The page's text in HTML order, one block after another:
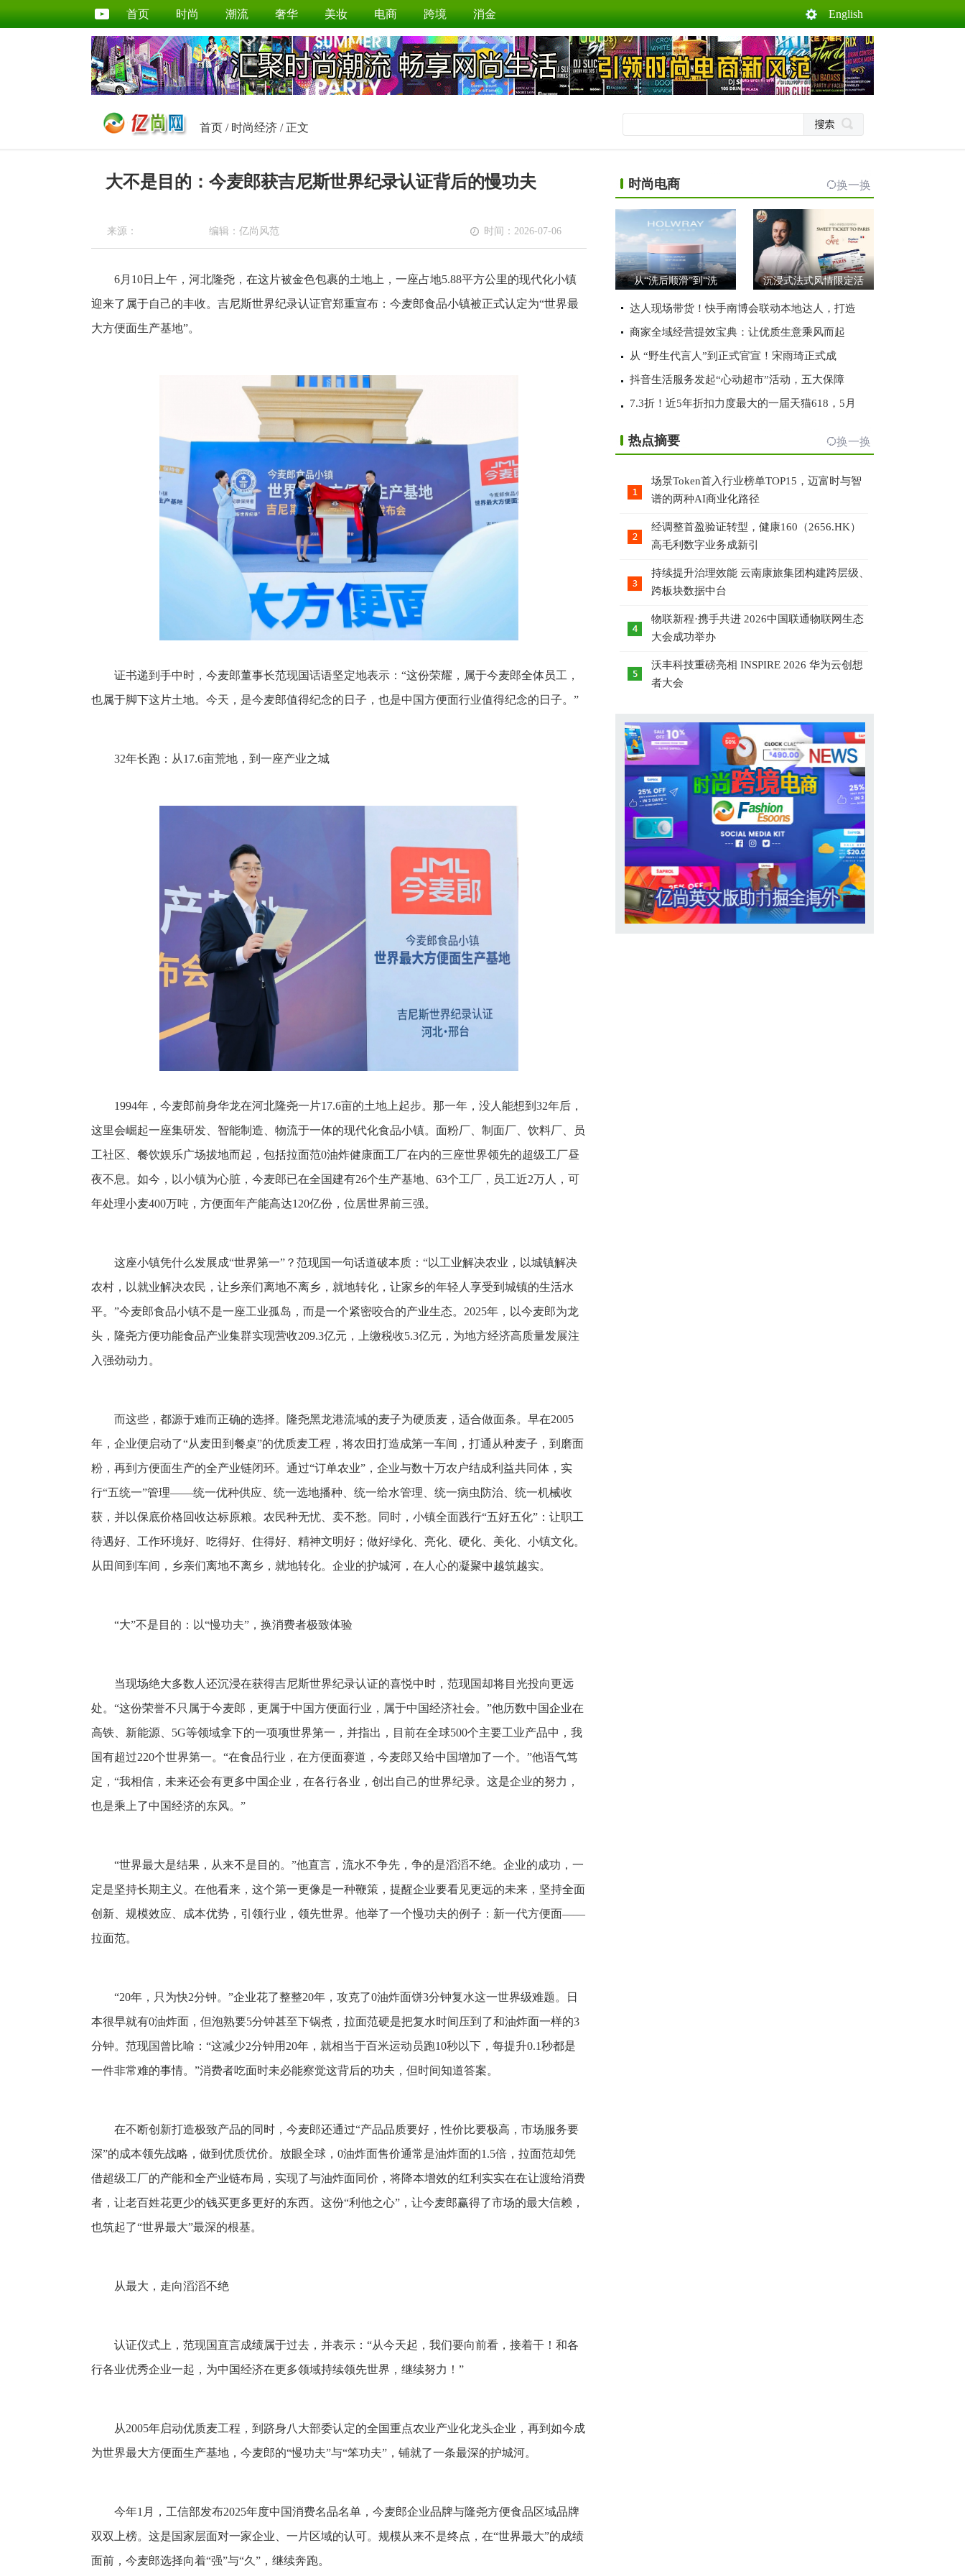
首页 时尚 潮流 奢华 美妆 电商 跨境 消金 English
首页 / 时尚经济 / 正文
大不是目的：今麦郎获吉尼斯世界纪录认证背后的慢功夫
来源： 编辑：亿尚风范 时间：2026-07-06
6月10日上午，河北隆尧，在这片被金色包裹的土地上，一座占地5.88平方公里的现代化小镇
迎来了属于自己的丰收。吉尼斯世界纪录认证官郑重宣布：今麦郎食品小镇被正式认定为“世界最
大方便面生产基地”。
证书递到手中时，今麦郎董事长范现国话语坚定地表示：“这份荣耀，属于今麦郎全体员工，
也属于脚下这片土地。今天，是今麦郎值得纪念的日子，也是中国方便面行业值得纪念的日子。”
32年长跑：从17.6亩荒地，到一座产业之城
1994年，今麦郎前身华龙在河北隆尧一片17.6亩的土地上起步。那一年，没人能想到32年后，
这里会崛起一座集研发、智能制造、物流于一体的现代化食品小镇。面粉厂、制面厂、饮料厂、员
工社区、餐饮娱乐广场拔地而起，包括拉面范0油炸健康面工厂在内的三座世界领先的超级工厂昼
夜不息。如今，以小镇为心脏，今麦郎已在全国建有26个生产基地、63个工厂，员工近2万人，可
年处理小麦400万吨，方便面年产能高达120亿份，位居世界前三强。
这座小镇凭什么发展成“世界第一”？范现国一句话道破本质：“以工业解决农业，以城镇解决
农村，以就业解决农民，让乡亲们离地不离乡，就地转化，让家乡的年轻人享受到城镇的生活水
平。”今麦郎食品小镇不是一座工业孤岛，而是一个紧密咬合的产业生态。2025年，以今麦郎为龙
头，隆尧方便功能食品产业集群实现营收209.3亿元，上缴税收5.3亿元，为地方经济高质量发展注
入强劲动力。
而这些，都源于难而正确的选择。隆尧黑龙港流域的麦子为硬质麦，适合做面条。早在2005
年，企业便启动了“从麦田到餐桌”的优质麦工程，将农田打造成第一车间，打通从种麦子，到磨面
粉，再到方便面生产的全产业链闭环。通过“订单农业”，企业与数十万农户结成利益共同体，实
行“五统一”管理——统一优种供应、统一选地播种、统一给水管理、统一病虫防治、统一机械收
获，并以保底价格回收达标原粮。农民种无忧、卖不愁。同时，小镇全面践行“五好五化”：让职工
待遇好、工作环境好、吃得好、住得好、精神文明好；做好绿化、亮化、硬化、美化、小镇文化。
从田间到车间，乡亲们离地不离乡，就地转化。企业的护城河，在人心的凝聚中越筑越实。
“大”不是目的：以“慢功夫”，换消费者极致体验
当现场绝大多数人还沉浸在获得吉尼斯世界纪录认证的喜悦中时，范现国却将目光投向更远
处。“这份荣誉不只属于今麦郎，更属于中国方便面行业，属于中国经济社会。”他历数中国企业在
高铁、新能源、5G等领域拿下的一项项世界第一，并指出，目前在全球500个主要工业产品中，我
国有超过220个世界第一。“在食品行业，在方便面赛道，今麦郎又给中国增加了一个。”他语气笃
定，“我相信，未来还会有更多中国企业，在各行各业，创出自己的世界纪录。这是企业的努力，
也是乘上了中国经济的东风。”
“世界最大是结果，从来不是目的。”他直言，流水不争先，争的是滔滔不绝。企业的成功，一
定是坚持长期主义。在他看来，这个第一更像是一种鞭策，提醒企业要看见更远的未来，坚持全面
创新、规模效应、成本优势，引领行业，领先世界。他举了一个慢功夫的例子：新一代方便面——
拉面范。
“20年，只为快2分钟。”企业花了整整20年，攻克了0油炸面饼3分钟复水这一世界级难题。日
本很早就有0油炸面，但泡熟要5分钟甚至下锅煮，拉面范硬是把复水时间压到了和油炸面一样的3
分钟。范现国曾比喻：“这减少2分钟用20年，就相当于百米运动员跑10秒以下，每提升0.1秒都是
一件非常难的事情。”消费者吃面时未必能察觉这背后的功夫，但时间知道答案。
在不断创新打造极致产品的同时，今麦郎还通过“产品品质要好，性价比要极高，市场服务要
深”的成本领先战略，做到优质优价。放眼全球，0油炸面售价通常是油炸面的1.5倍，拉面范却凭
借超级工厂的产能和全产业链布局，实现了与油炸面同价，将降本增效的红利实实在在让渡给消费
者，让老百姓花更少的钱买更多更好的东西。这份“利他之心”，让今麦郎赢得了市场的最大信赖，
也筑起了“世界最大”最深的根基。
从最大，走向滔滔不绝
认证仪式上，范现国直言成绩属于过去，并表示：“从今天起，我们要向前看，接着干！和各
行各业优秀企业一起，为中国经济在更多领域持续领先世界，继续努力！”
从2005年启动优质麦工程，到跻身八大部委认定的全国重点农业产业化龙头企业，再到如今成
为世界最大方便面生产基地，今麦郎的“慢功夫”与“笨功夫”，铺就了一条最深的护城河。
今年1月，工信部发布2025年度中国消费名品名单，今麦郎企业品牌与隆尧方便食品区域品牌
双双上榜。这是国家层面对一家企业、一片区域的认可。规模从来不是终点，在“世界最大”的成绩
面前，今麦郎选择向着“强”与“久”，继续奔跑。
时尚电商 换一换
从“洗后顺滑”到“洗 沉浸式法式风情限定活
达人现场带货！快手南博会联动本地达人，打造
商家全域经营提效宝典：让优质生意乘风而起
从 “野生代言人”到正式官宣！宋雨琦正式成
抖音生活服务发起“心动超市”活动，五大保障
7.3折！近5年折扣力度最大的一届天猫618，5月
热点摘要 换一换
场景Token首入行业榜单TOP15，迈富时与智
谱的两种AI商业化路径
经调整首盈验证转型，健康160（2656.HK）
高毛利数字业务成新引
持续提升治理效能 云南康旅集团构建跨层级、
跨板块数据中台
物联新程·携手共进 2026中国联通物联网生态
大会成功举办
沃丰科技重磅亮相 INSPIRE 2026 华为云创想
者大会